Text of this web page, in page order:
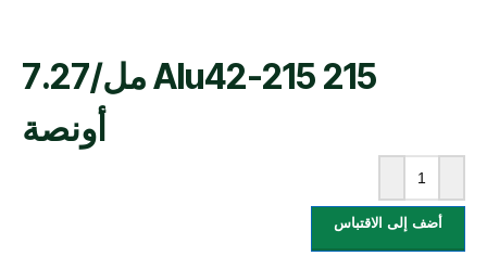
Alu42-215 215 مل/7.27
أونصة
أضف إلى الاقتباس